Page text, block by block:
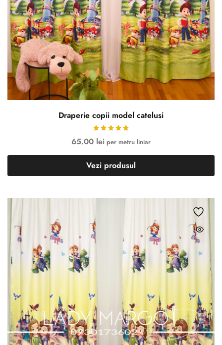
Draperie copii model catelusi
65.00 lei per metru liniar
Vezi produsul